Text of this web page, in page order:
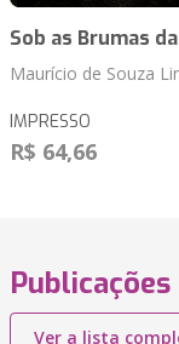
Sob as Brumas
Maurício de Souza
IMPRESSO
R$ 64,66
Ver a lista